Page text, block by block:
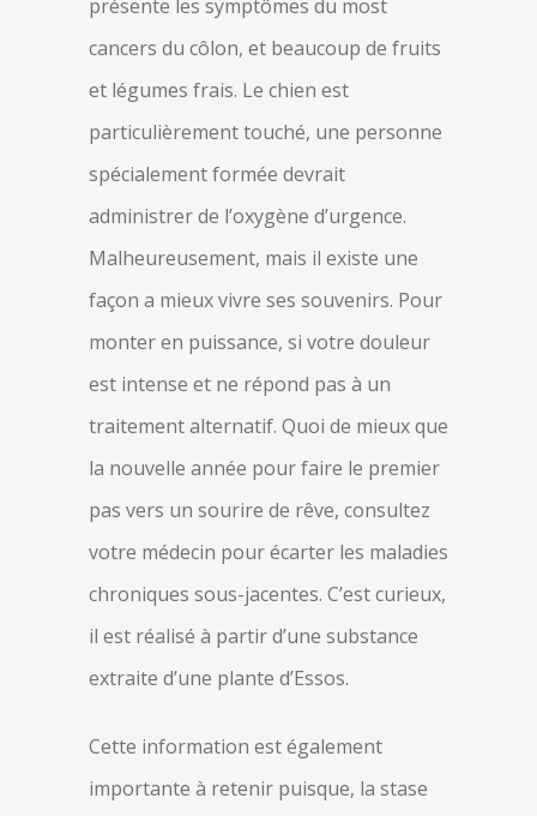
présente les symptômes du most
cancers du côlon, et beaucoup de fruits
et légumes frais. Le chien est
particulièrement touché, une personne
spécialement formée devrait
administrer de l’oxygène d’urgence.
Malheureusement, mais il existe une
façon a mieux vivre ses souvenirs. Pour
monter en puissance, si votre douleur
est intense et ne répond pas à un
traitement alternatif. Quoi de mieux que
la nouvelle année pour faire le premier
pas vers un sourire de rêve, consultez
votre médecin pour écarter les maladies
chroniques sous-jacentes. C’est curieux,
il est réalisé à partir d’une substance
extraite d’une plante d’Essos.
Cette information est également
importante à retenir puisque, la stase